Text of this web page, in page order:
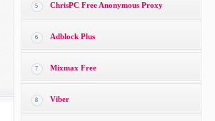
5 ChrisPC Free Anonymous Proxy
6 Adblock Plus
7 Mixmax Free
8 Viber